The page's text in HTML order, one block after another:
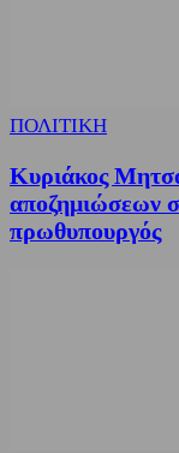
ΠΟΛΙΤΙΚΗ
Κυριάκος
αποζημιώσεων
πρωθυπουργός